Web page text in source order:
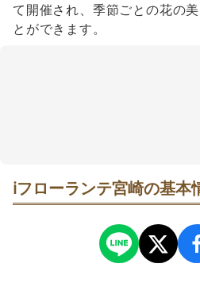
て開催され、季節ごとの花の
とができます。
ℹ️フローランテ宮崎の基本